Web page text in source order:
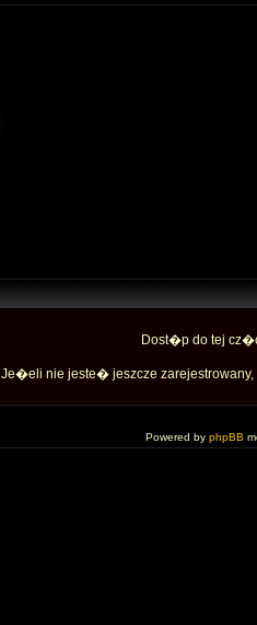
Dost�p do tej
Je�eli nie jeste� jeszcze
Powered by phpBB